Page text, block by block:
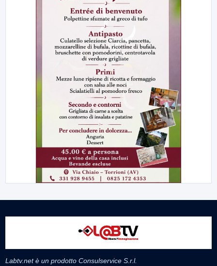
Labtv.net è un prodotto Consulservice S.r.l.